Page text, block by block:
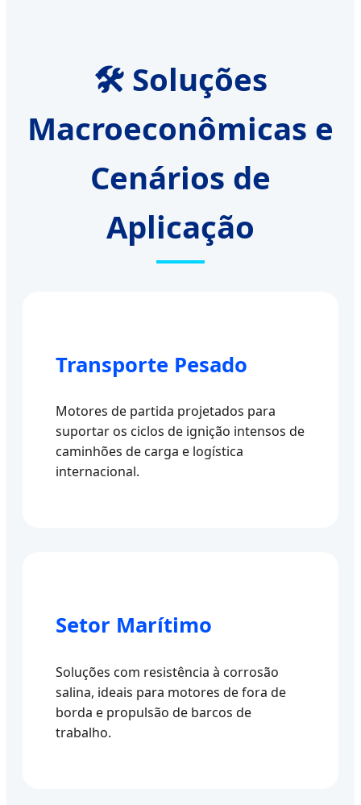
🛠️ Soluções
Macroeconômicas e
Cenários de
Aplicação
Transporte Pesado
Motores de partida projetados para
suportar os ciclos de ignição intensos de
caminhões de carga e logística
internacional.
Setor Marítimo
Soluções com resistência à corrosão
salina, ideais para motores de fora de
borda e propulsão de barcos de
trabalho.